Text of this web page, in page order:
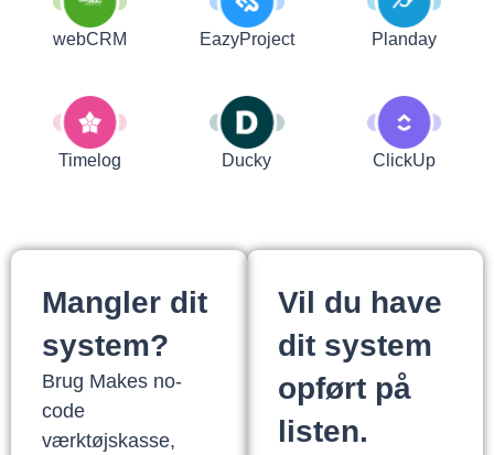
webCRM EazyProject Planday
Timelog Ducky ClickUp
Mangler dit
system?
Brug Makes no-
code
værktøjskasse,
Vil du have
dit system
opført på
listen.